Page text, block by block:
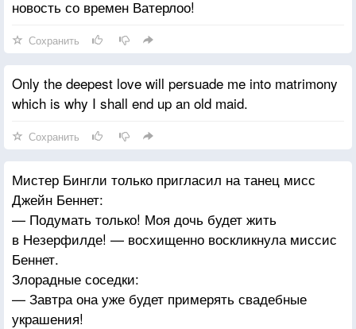
новость со времен Ватерлоо!
Сохранить
Only the deepest love will persuade me into matrimony
which is why I shall end up an old maid.
Сохранить
Мистер Бингли только пригласил на танец мисс
Джейн Беннет:
— Подумать только! Моя дочь будет жить
в Незерфилде! — восхищенно воскликнула миссис
Беннет.
Злорадные соседки:
— Завтра она уже будет примерять свадебные
украшения!